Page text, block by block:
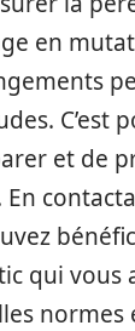
en
C’est
et de
En
qui vous